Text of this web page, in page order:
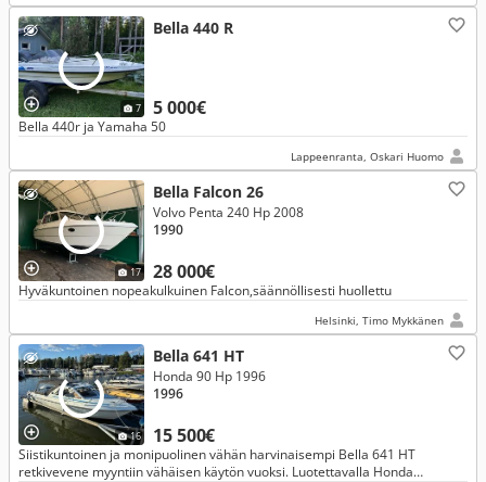
7
Bella 440 R
5 000€
Bella 440r ja Yamaha 50
Lappeenranta, Oskari Huomo
17
Bella Falcon 26
28 000€
Volvo Penta 240 Hp 2008
1990
Hyväkuntoinen nopeakulkuinen Falcon,säännöllisesti huollettu
Helsinki, Timo Mykkänen
16
Bella 641 HT
15 500€
Honda 90 Hp 1996
1996
Siistikuntoinen ja monipuolinen vähän harvinaisempi Bella 641 HT
retkivevene myyntiin vähäisen käytön vuoksi. Luotettavalla Honda